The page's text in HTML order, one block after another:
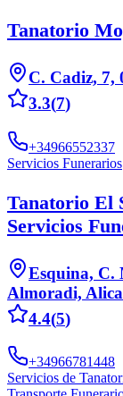
Tanatorio
C. Cadiz, 7,
3.3(7)
+34966552337
Servicios Funerarios
Tanatorio El
Servicios
Esquina, C.
Almoradi,
4.4(5)
+34966781448
Servicios de